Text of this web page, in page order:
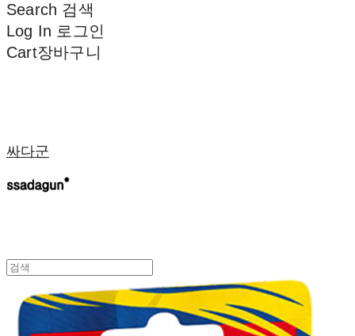
Search 검색
Log In 로그인
Cart장바구니
싸다군